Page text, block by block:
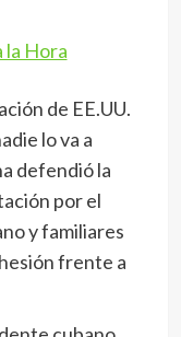
la Hora
de EE.UU.
lo va a
defendió la
por el
y familiares
frente a